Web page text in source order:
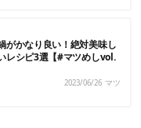
がかなり良い！絶対美味し
レシピ3選【#マツめしvol.
2023/06/26 マツ